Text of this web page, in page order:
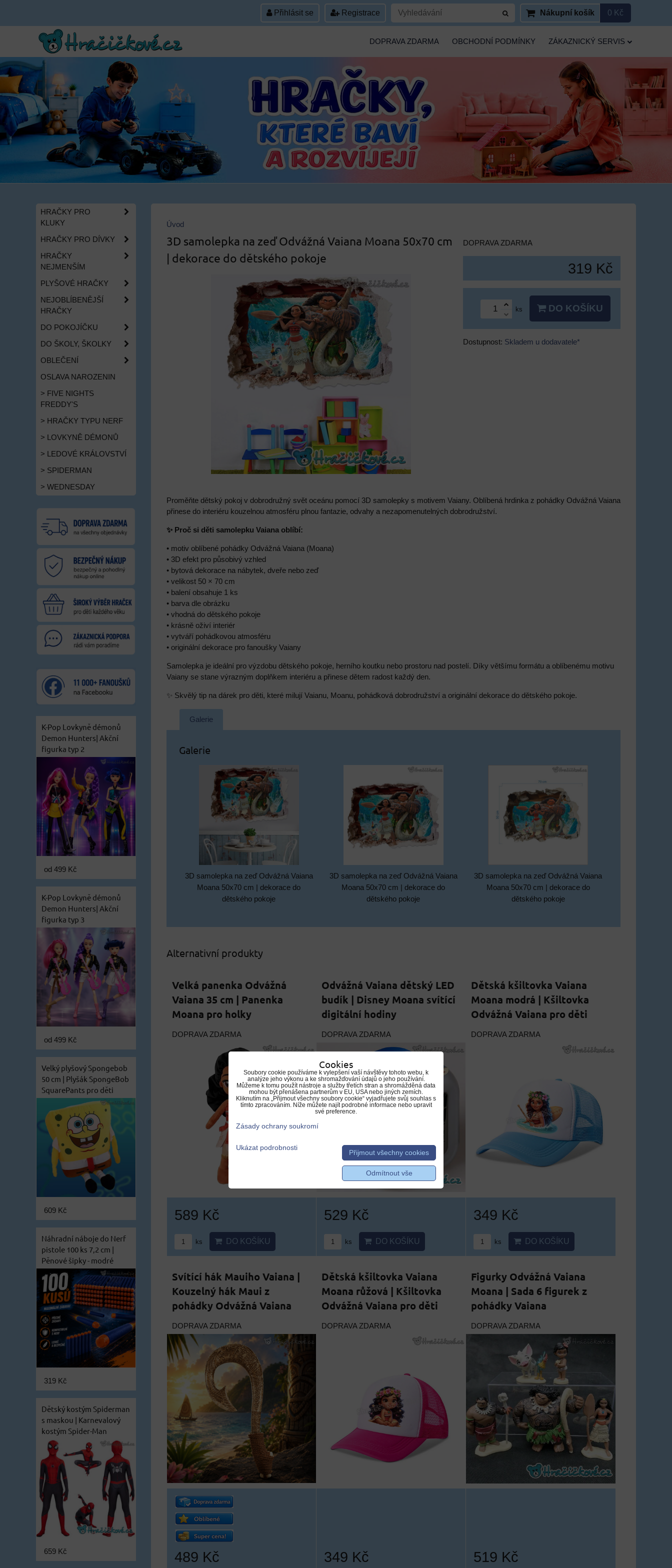
Přihlásit se Registrace Nákupní košík 0 Kč
DOPRAVA ZDARMA OBCHODNÍ PODMÍNKY ZÁKAZNICKÝ SERVIS
Úvod
3D samolepka na zeď Odvážná Vaiana Moana 50x70 cm
| dekorace do dětského pokoje
DOPRAVA ZDARMA
319 Kč
ks DO KOŠÍKU
Dostupnost: Skladem u dodavatele*
Proměňte dětský pokoj v dobrodružný svět oceánu pomocí 3D samolepky s motivem Vaiany. Oblíbená hrdinka z pohádky Odvážná Vaiana
přinese do interiéru kouzelnou atmosféru plnou fantazie, odvahy a nezapomenutelných dobrodružství.
✨ Proč si děti samolepku Vaiana oblíbí:
• motiv oblíbené pohádky Odvážná Vaiana (Moana)
• 3D efekt pro působivý vzhled
• bytová dekorace na nábytek, dveře nebo zeď
• velikost 50 × 70 cm
• balení obsahuje 1 ks
• barva dle obrázku
• vhodná do dětského pokoje
• krásně oživí interiér
• vytváří pohádkovou atmosféru
• originální dekorace pro fanoušky Vaiany
Samolepka je ideální pro výzdobu dětského pokoje, herního koutku nebo prostoru nad postelí. Díky většímu formátu a oblíbenému motivu
Vaiany se stane výrazným doplňkem interiéru a přinese dětem radost každý den.
✨ Skvělý tip na dárek pro děti, které milují Vaianu, Moanu, pohádková dobrodružství a originální dekorace do dětského pokoje.
Galerie
Galerie
3D samolepka na zeď Odvážná Vaiana
Moana 50x70 cm | dekorace do
dětského pokoje
3D samolepka na zeď Odvážná Vaiana
Moana 50x70 cm | dekorace do
dětského pokoje
3D samolepka na zeď Odvážná Vaiana
Moana 50x70 cm | dekorace do
dětského pokoje
Alternativní produkty
Velká panenka Odvážná
Vaiana 35 cm | Panenka
Moana pro holky
DOPRAVA ZDARMA
589 Kč
ks DO KOŠÍKU
Odvážná Vaiana dětský LED
budík | Disney Moana svítící
digitální hodiny
DOPRAVA ZDARMA
529 Kč
ks DO KOŠÍKU
Dětská kšiltovka Vaiana
Moana modrá | Kšiltovka
Odvážná Vaiana pro děti
DOPRAVA ZDARMA
349 Kč
ks DO KOŠÍKU
Svítící hák Mauiho Vaiana |
Kouzelný hák Maui z
pohádky Odvážná Vaiana
DOPRAVA ZDARMA
489 Kč
Dětská kšiltovka Vaiana
Moana růžová | Kšiltovka
Odvážná Vaiana pro děti
DOPRAVA ZDARMA
349 Kč
Figurky Odvážná Vaiana
Moana | Sada 6 figurek z
pohádky Vaiana
DOPRAVA ZDARMA
519 Kč
HRAČKY PRO
KLUKY
HRAČKY PRO DÍVKY
HRAČKY
NEJMENŠÍM
PLYŠOVÉ HRAČKY
NEJOBLÍBENĚJŠÍ
HRAČKY
DO POKOJÍČKU
DO ŠKOLY, ŠKOLKY
OBLEČENÍ
OSLAVA NAROZENIN
> FIVE NIGHTS
FREDDY'S
> HRAČKY TYPU NERF
> LOVKYNĚ DÉMONŮ
> LEDOVÉ KRÁLOVSTVÍ
> SPIDERMAN
> WEDNESDAY
K-Pop Lovkyně démonů
Demon Hunters| Akční
figurka typ 2
od 499 Kč
K-Pop Lovkyně démonů
Demon Hunters| Akční
figurka typ 3
od 499 Kč
Velký plyšový Spongebob
50 cm | Plyšák SpongeBob
SquarePants pro děti
609 Kč
Náhradní náboje do Nerf
pistole 100 ks 7,2 cm |
Pěnové šipky - modré
319 Kč
Dětský kostým Spiderman
s maskou | Karnevalový
kostým Spider-Man
659 Kč
Cookies
Soubory cookie používáme k vylepšení vaší návštěvy tohoto webu, k
analýze jeho výkonu a ke shromažďování údajů o jeho používání.
Můžeme k tomu použít nástroje a služby třetích stran a shromážděná data
mohou být přenášena partnerům v EU, USA nebo jiných zemích.
Kliknutím na „Přijmout všechny soubory cookie“ vyjadřujete svůj souhlas s
tímto zpracováním. Níže můžete najít podrobné informace nebo upravit
své preference.
Zásady ochrany soukromí
Ukázat podrobnosti
Přijmout všechny cookies
Odmítnout vše